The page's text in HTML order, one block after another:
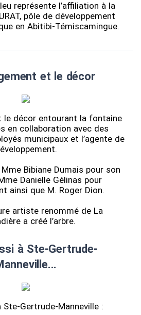
représente l’affiliation à la
pôle de développement
en Abitibi-Témiscamingue.
et le décor
le décor entourant la fontaine
en collaboration avec des
municipaux et l’agente de
Bibiane Dumais pour son
Danielle Gélinas pour
ainsi que M. Roger Dion.
artiste renommé de La
a créé l’arbre.
à Ste-Gertrude-
Gertrude-Manneville :